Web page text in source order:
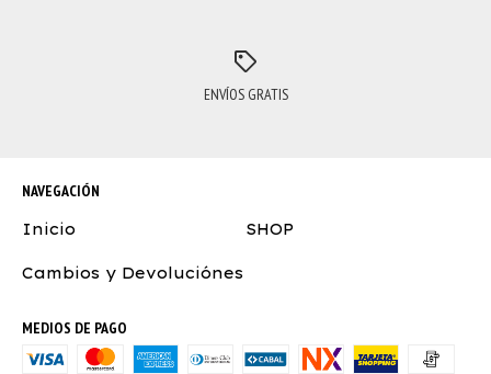
ENVÍOS GRATIS
NAVEGACIÓN
Inicio
SHOP
Cambios y Devoluciónes
MEDIOS DE PAGO